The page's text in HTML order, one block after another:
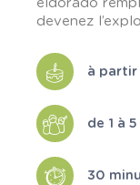
eldorado
devenez
à partir
de 1 à
30